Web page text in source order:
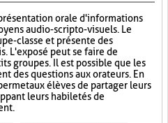
orale d'informations
audio-scripto-visuels. Le
classe et présente des
L'exposé peut se faire de
groupes. Il est possible que les
des questions aux orateurs. En
aux élèves de partager leurs
leurs habiletés de